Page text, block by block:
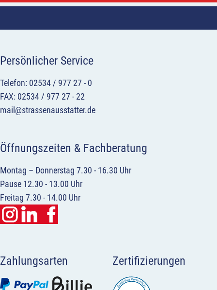
Persönlicher Service
Telefon: 02534 / 977 27 - 0
FAX: 02534 / 977 27 - 22
mail@strassenausstatter.de
Öffnungszeiten & Fachberatung
Montag – Donnerstag 7.30 - 16.30 Uhr
Pause 12.30 - 13.00 Uhr
Freitag 7.30 - 14.00 Uhr
Zahlungsarten Zertifizierungen